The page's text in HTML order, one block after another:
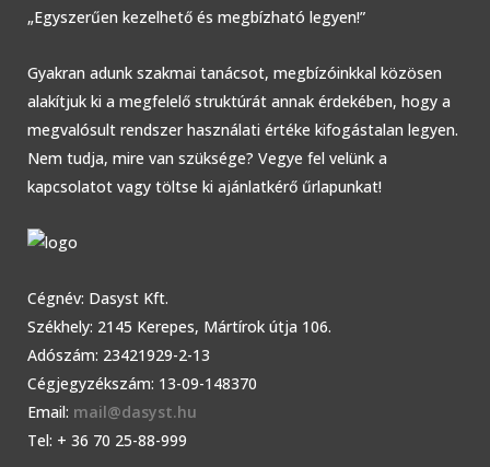
„Egyszerűen kezelhető és megbízható legyen!”
Gyakran adunk szakmai tanácsot, megbízóinkkal közösen
alakítjuk ki a megfelelő struktúrát annak érdekében, hogy a
megvalósult rendszer használati értéke kifogástalan legyen.
Nem tudja, mire van szüksége? Vegye fel velünk a
kapcsolatot vagy töltse ki ajánlatkérő űrlapunkat!
Cégnév: Dasyst Kft.
Székhely: 2145 Kerepes, Mártírok útja 106.
Adószám: 23421929-2-13
Cégjegyzékszám: 13-09-148370
Email: mail@dasyst.hu
Tel: + 36 70 25-88-999